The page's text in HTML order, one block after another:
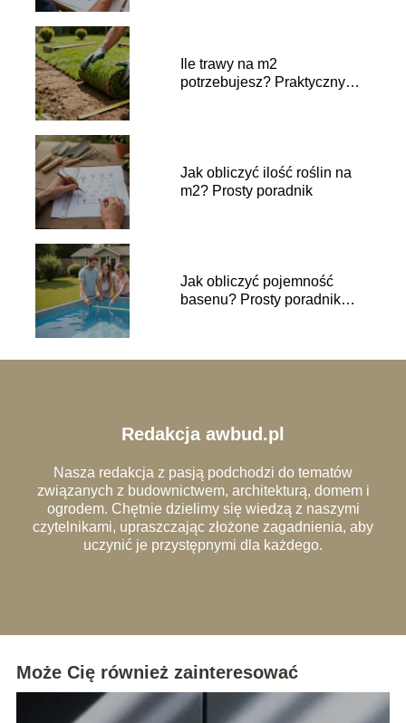
Ile trawy na m2
potrzebujesz? Praktyczny
Jak obliczyć ilość roślin na
m2? Prosty poradnik
Jak obliczyć pojemność
basenu? Prosty poradnik
Redakcja awbud.pl
Nasza redakcja z pasją podchodzi do tematów
związanych z budownictwem, architekturą, domem i
ogrodem. Chętnie dzielimy się wiedzą z naszymi
czytelnikami, upraszczając złożone zagadnienia, aby
uczynić je przystępnymi dla każdego.
Może Cię również zainteresować